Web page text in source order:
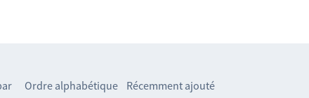
Ordre alphabétique Récemment ajouté